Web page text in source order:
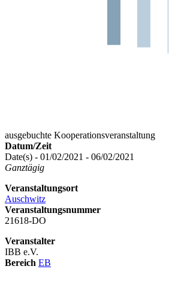
ausgebuchte Kooperationsveranstaltung
Datum/Zeit
Date(s) - 01/02/2021 - 06/02/2021
Ganztägig
Veranstaltungsort
Auschwitz
Veranstaltungsnummer
21618-DO
Veranstalter
IBB e.V.
Bereich EB